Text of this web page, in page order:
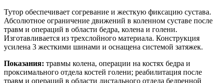
Тутор обеспечивает согревание и жесткую фиксацию сустава.
Абсолютное ограничение движений в коленном суставе после
травм и операций в области бедра, колена и голени.
Изготавливается из трехслойного материала. Конструкция
усилена 3 жесткими шинами и оснащена системой затяжек.
Показания: травмы колена, операции на костях бедра и
проксимального отдела костей голени; реабилитация после
травм и операций в области дистального отдела бедренной